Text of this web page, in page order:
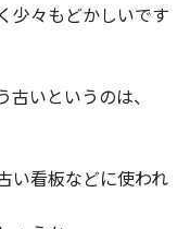
少々もどかしいです
いというのは、
い看板などに使われ